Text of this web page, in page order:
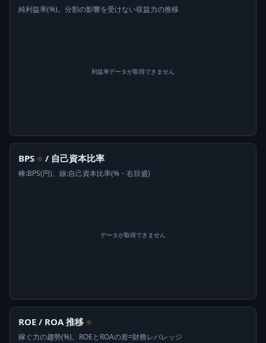
純利益率(%)。分割の影響を受けない収益力の推移
利益率データが取得できません
BPS ⊙ / 自己資本比率
棒:BPS(円)、線:自己資本比率(%・右目盛)
データが取得できません
ROE / ROA 推移 ⊙
稼ぐ力の趨勢(%)。ROEとROAの差=財務レバレッジ